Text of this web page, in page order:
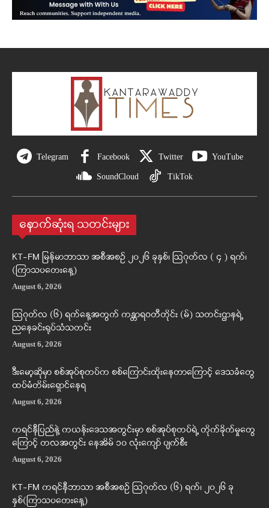
Telegram Facebook Twitter YouTube
SoundCloud TikTok
နောက်ဆုံးရ သတင်းများ
KT-FM မြန်မာဘာသာ အစီအစဉ် ၂၀၂၆ ခုနှစ်၊ ဩဂုတ်လ ( ၄ ) ရက်၊
(ကြာသပတေးနေ့)
August 6, 2026
ဩဂုတ်လ (၆) ရက်နေ့အတွက် ကန္တာရဝတီတိုင်း (မ်) သတင်းဌာနရဲ့
ညနေခင်းရုပ်သံသတင်း
August 6, 2026
ဒီးမော့ဆိုမှာ စစ်အုပ်စုတပ်က စစ်ကြောင်းထိုးနေတာကြောင့် ဒေသခံတွေ
ထပ်မံတိမ်းရှောင်နေရ
August 6, 2026
ကရင်နီပြည်နဲ့ ကယန်းဒေသအတွင်းမှာ စစ်အုပ်စုတပ်ရဲ့ တိုက်ခိုက်မှုတွေ
ကြောင့် တလအတွင်း နေအိမ် ၁၀ လုံးကျော် ပျက်စီး
August 6, 2026
KT-FM ကရင်နီဘာသာ အစီအစဉ် ဩဂုတ်လ (၆) ရက်၊ ၂၀၂၆ ခု
နှစ်(ကြာသပတေးနေ့)